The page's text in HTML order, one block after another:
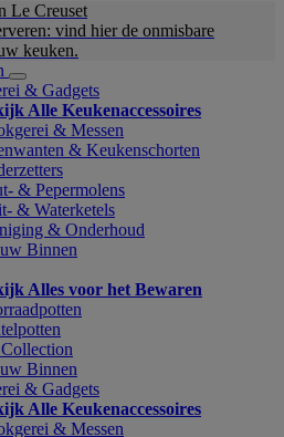
Le Creuset
vind hier de onmisbare
keuken.
& Gadgets
Alle Keukenaccessoires
& Messen
& Keukenschorten
& Pepermolens
& Waterketels
& Onderhoud
Binnen
Alles voor het Bewaren
Binnen
& Gadgets
Alle Keukenaccessoires
& Messen